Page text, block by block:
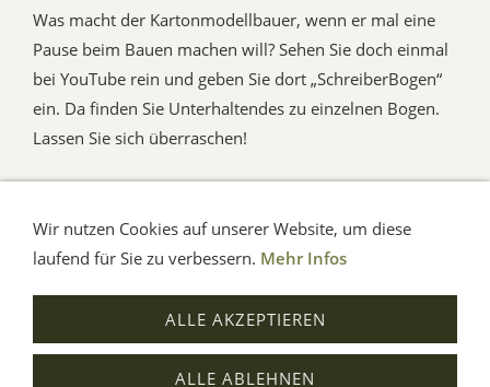
Was macht der Kartonmodellbauer, wenn er mal eine
Pause beim Bauen machen will? Sehen Sie doch einmal
bei YouTube rein und geben Sie dort „SchreiberBogen“
ein. Da finden Sie Unterhaltendes zu einzelnen Bogen.
Lassen Sie sich überraschen!
AGB Impressum
Verbraucherhinweise
Datenschutz
Hilfe
© Aue-Verlag GmbH, Möckmühl
Verträge widerrufen
Wir nutzen Cookies auf unserer Website, um diese
laufend für Sie zu verbessern. Mehr Infos
ALLE AKZEPTIEREN
ALLE ABLEHNEN